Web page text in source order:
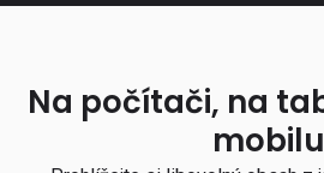
Na počítači, na
mobilu